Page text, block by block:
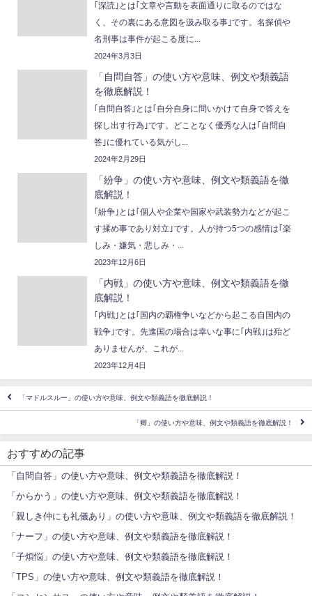
｢深読｣とは｢文章や言動を表面通りに取るのではな
く、その裏にある意図を汲み取る事｣です。名探偵や
名刑事は事件が起こる度に...
2024年3月3日
「自問自答」の使い方や意味、例文や類義語
を徹底解説！
｢自問自答｣とは｢自分自身に問いかけて自身で答えを
探し出す行為｣です。どことなく優秀な人は｢自問自
答｣に優れている気がし...
2024年2月29日
「紛争」の使い方や意味、例文や類義語を徹
底解説！
｢紛争｣とは｢個人や企業や国家や武装勢力などが起こ
す揉め事であり対立｣です。人が持つ5つの感情は｢楽
しみ・嫌気・悲しみ・...
2023年12月6日
「内戦」の使い方や意味、例文や類義語を徹
底解説！
｢内戦｣とは｢国内の覇権争いなどから起こる自国内の
戦争｣です。先進国の場合は幸いな事に｢内戦｣は殆ど
ありませんが、これが...
2023年12月4日
「マドルスルー」の使い方や意味、例文や類義語を徹底解説！
「卿」の使い方や意味、例文や類義語を徹底解説！
おすすめの記事
「自問自答」の使い方や意味、例文や類義語を徹底解説！
「からかう」の使い方や意味、例文や類義語を徹底解説！
「親しき仲にも礼儀あり」の使い方や意味、例文や類義語を徹底解説！
「ナーフ」の使い方や意味、例文や類義語を徹底解説！
「子煩悩」の使い方や意味、例文や類義語を徹底解説！
「TPS」の使い方や意味、例文や類義語を徹底解説！